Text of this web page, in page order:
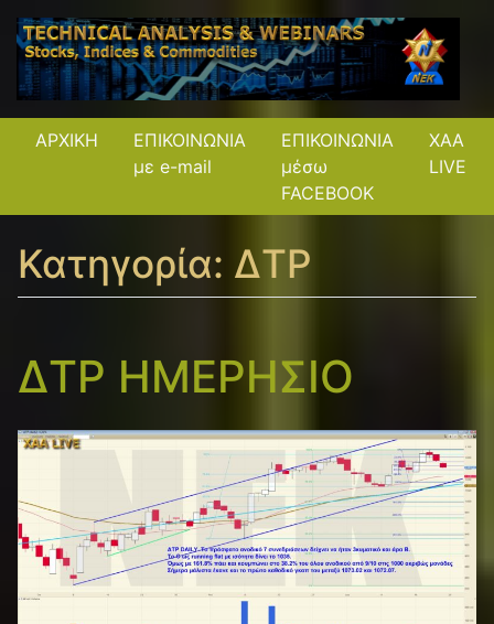
ΑΡΧΙΚΗ
ΕΠΙΚΟΙΝΩΝΙΑ
με e-mail
ΕΠΙΚΟΙΝΩΝΙΑ
μέσω
FACEBOOK
XAA
LIVE
Κατηγορία: ΔΤΡ
ΔΤΡ ΗΜΕΡΗΣΙΟ